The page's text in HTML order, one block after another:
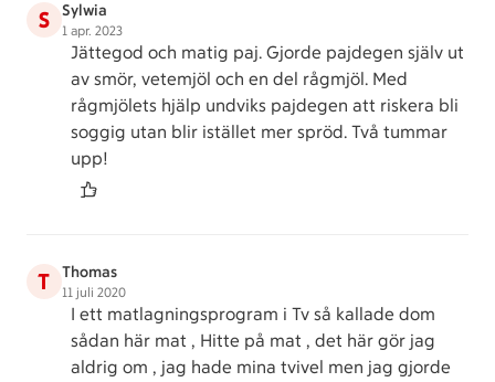
S Sylwia
1 apr. 2023
Jättegod och matig paj. Gjorde pajdegen själv ut
av smör, vetemjöl och en del rågmjöl. Med
rågmjölets hjälp undviks pajdegen att riskera bli
soggig utan blir istället mer spröd. Två tummar
upp!
T Thomas
11 juli 2020
I ett matlagningsprogram i Tv så kallade dom
sådan här mat , Hitte på mat , det här gör jag
aldrig om , jag hade mina tvivel men jag gjorde